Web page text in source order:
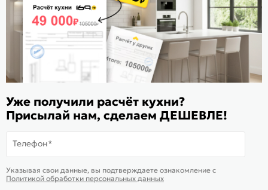
Оцените магазин
ИКС 1180
© 2015—2026 Интернет-магазин мебели Mebel169.ru
Пользовательское соглашение
Карта сайта
технологии
Уже получили расчёт кухни?
Присылай нам, сделаем ДЕШЕВЛЕ!
Телефон*
Указывая свои данные, вы подтверждаете ознакомление c
Политикой обработки персональных данных